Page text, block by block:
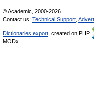
© Academic, 2000-2026
Contact us: Technical Support
Dictionaries export , created on PHP,
MODx.